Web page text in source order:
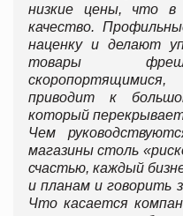
низкие цены, что в
качество.
наценку и делают
товары фреш-
приводит к
который
Чем
магазины столь
счастью, каждый
и планам и говорить
Что касается